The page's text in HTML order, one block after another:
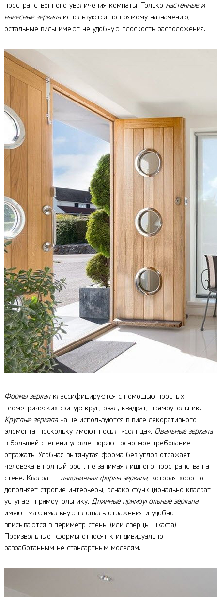
пространственного увеличения комнаты. Только настенные и
навесные зеркалаиспользуются по прямому назначению,
остальные виды имеют не удобную плоскость расположения.
Формы зеркалклассифицируются с помощью простых
геометрических фигур: круг, овал, квадрат, прямоугольник.
Круглые зеркалачаще используются в виде декоративного
элемента, поскольку имеют посыл «солнца». Овальные зеркала
в большей степени удовлетворяют основное требование –
отражать. Удобная вытянутая форма без углов отражает
человека в полный рост, не занимая лишнего пространства на
стене. Квадрат – лаконичная форма зеркала, которая хорошо
дополняет строгие интерьеры, однако функционально квадрат
уступает прямоугольнику. Длинные прямоугольные зеркала
имеют максимальную площадь отражения и удобно
вписываются в периметр стены (или дверцы шкафа).
Произвольные формы относят к индивидуально
разработанным не стандартным моделям.